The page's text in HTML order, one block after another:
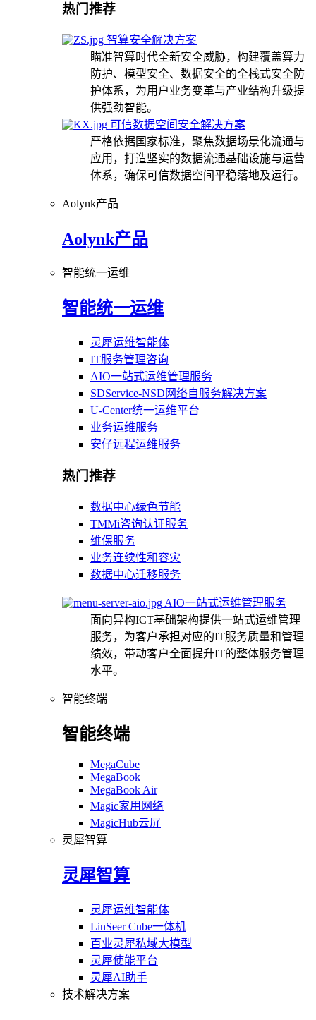
热门推荐
智算安全解决方案
瞄准智算时代全新安全威胁，构建覆盖算力
防护、模型安全、数据安全的全栈式安全防
护体系，为用户业务变革与产业结构升级提
供强劲智能。
可信数据空间安全解决方案
严格依据国家标准，聚焦数据场景化流通与
应用，打造坚实的数据流通基础设施与运营
体系，确保可信数据空间平稳落地及运行。
Aolynk产品
Aolynk产品
智能统一运维
智能统一运维
灵犀运维智能体
IT服务管理咨询
AIO一站式运维管理服务
SDService-NSD网络自服务解决方案
U-Center统一运维平台
业务运维服务
安仔远程运维服务
热门推荐
数据中心绿色节能
TMMi咨询认证服务
维保服务
业务连续性和容灾
数据中心迁移服务
AIO一站式运维管理服务
面向异构ICT基础架构提供一站式运维管理
服务，为客户承担对应的IT服务质量和管理
绩效，带动客户全面提升IT的整体服务管理
水平。
智能终端
智能终端
MegaCube
MegaBook
MegaBook Air
Magic家用网络
MagicHub云屏
灵犀智算
灵犀智算
灵犀运维智能体
LinSeer Cube一体机
百业灵犀私域大模型
灵犀使能平台
灵犀AI助手
技术解决方案